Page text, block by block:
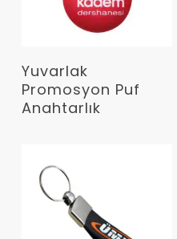
Devamını Oku
Yuvarlak
Promosyon Puf
Anahtarlık